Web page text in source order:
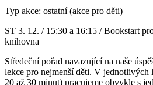
Typ akce: ostatní (akce pro děti)
ST 3. 12. / 15:30 a 16:15 / Bookstart
knihovna
Středeční pořad navazující na naše
lekce pro nejmenší děti. V jednotlivých
20 až 30 minut) pracujeme obvykle s